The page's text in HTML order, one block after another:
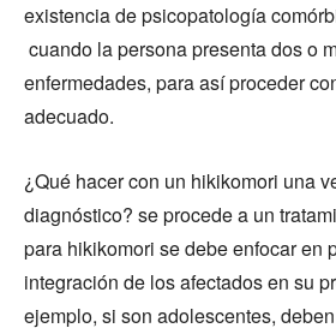
existencia de psicopatología
cuando la persona presenta dos o
enfermedades, para así proceder
adecuado.
¿Qué hacer con un hikikomori una
diagnóstico? se procede a un
para hikikomori se debe enfocar en
integración de los afectados en su
ejemplo, si son adolescentes,